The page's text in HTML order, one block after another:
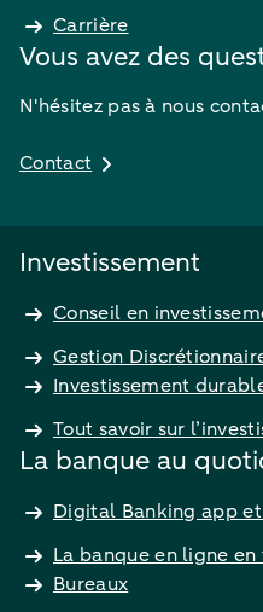
Carrière
Vous avez des
N'hésitez pas à nous
Contact
Investissement
Conseil en
Gestion
Investissement
Tout savoir sur
La banque au
Digital Banking app
La banque en ligne
Bureaux